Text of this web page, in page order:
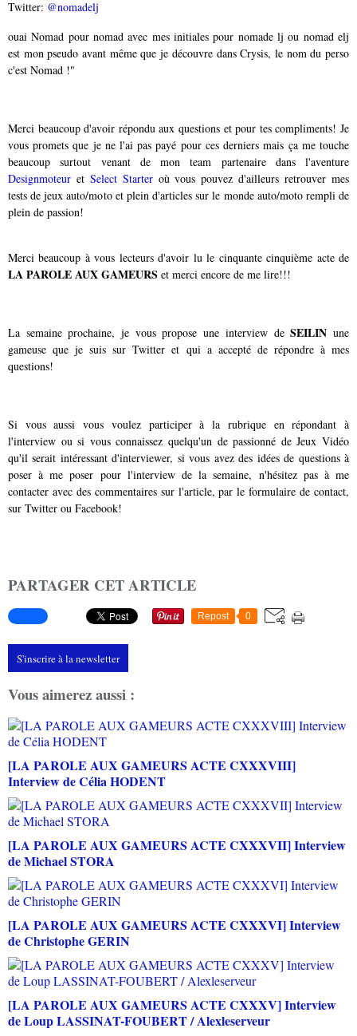
Twitter: @nomadelj
ouai Nomad pour nomad avec mes initiales pour nomade lj ou nomad elj
est mon pseudo avant même que je découvre dans Crysis, le nom du perso
c'est Nomad !"
Merci beaucoup d'avoir répondu aux questions et pour tes compliments! Je
vous promets que je ne l'ai pas payé pour ces derniers mais ça me touche
beaucoup surtout venant de mon team partenaire dans l'aventure
Designmoteur et Select Starteroù vous pouvez d'ailleurs retrouver mes
tests de jeux auto/moto et plein d'articles sur le monde auto/moto rempli de
plein de passion!
Merci beaucoup à vous lecteurs d'avoir lu le cinquante cinquième acte de
LA PAROLE AUX GAMEURS et merci encore de me lire!!!
La semaine prochaine, je vous propose une interview deSEILIN une
gameuse que je suis sur Twitter et qui a accepté de répondre à mes
questions!
Si vous aussi vous voulez participer à la rubrique en répondant à
l'interview ou si vous connaissez quelqu'un de passionné de Jeux Vidéo
qu'il serait intéressant d'interviewer, si vous avez des idées de questions à
poser à me poser pour l'interview de la semaine, n'hésitez pas à me
contacter avec des commentaires sur l'article, par leformulaire de contact,
sur Twitter ou Facebook!
PARTAGER CET ARTICLE
Repost 0
S'inscrire à la newsletter
Vous aimerez aussi :
[LA PAROLE AUX GAMEURS ACTE CXXXVIII]
Interview de Célia HODENT
[LA PAROLE AUX GAMEURS ACTE CXXXVII] Interview
de Michael STORA
[LA PAROLE AUX GAMEURS ACTE CXXXVI] Interview
de Christophe GERIN
[LA PAROLE AUX GAMEURS ACTE CXXXV] Interview
de Loup LASSINAT-FOUBERT / Alexleserveur